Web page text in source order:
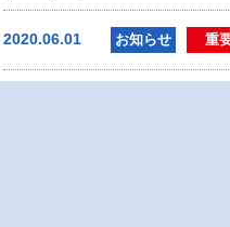
2020.06.01 お知らせ 重